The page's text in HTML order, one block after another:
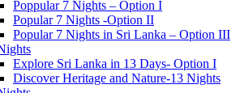
Poppular 7 Nights – Option I
Popular 7 Nights -Option II
Popular 7 Nights in Sri Lanka – Option III
Explore Sri Lanka in 13 Days- Option I
Discover Heritage and Nature-13 Nights